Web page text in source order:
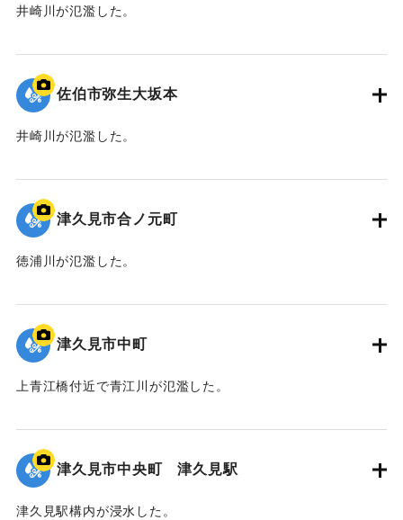
井崎川が氾濫した。
｜固有コード:01204095
佐伯市弥生大坂本
井崎川が氾濫した。
｜固有コード:01204094
津久見市合ノ元町
徳浦川が氾濫した。
｜固有コード:01204093
津久見市中町
上青江橋付近で青江川が氾濫した。
｜固有コード:01204092
津久見市中央町 津久見駅
津久見駅構内が浸水した。